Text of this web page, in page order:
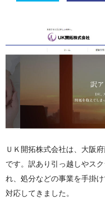
ＵＫ開拓株式会社は、大阪
です。訳あり引っ越しやス
れ、処分などの事業を手掛
対応してきました。